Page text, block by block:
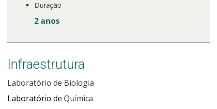
Duração
2 anos
Infraestrutura
Laboratório de Biologia
Laboratório de Química